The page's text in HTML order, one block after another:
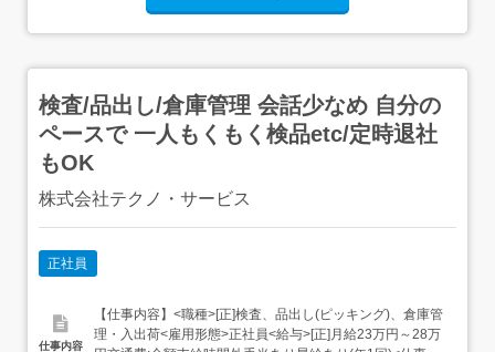
検査/品出し/倉庫管理 会話少なめ 自分の
ペースで 一人もくもく検品etc/定時退社
もOK
株式会社テクノ・サービス
正社員
仕事内容
【仕事内容】<職種>[正]検査、品出し(ピッキング)、倉庫管
理・入出荷<雇用形態>正社員<給与>[正]月給23万円～28万